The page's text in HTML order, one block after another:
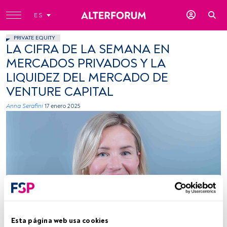
Esta página web usa cookies
ES
PRIVATE EQUITY
LA CIFRA DE LA SEMANA EN
MERCADOS PRIVADOS Y LA
LIQUIDEZ DEL MERCADO DE
VENTURE CAPITAL
Anna Serafini 17 enero 2025